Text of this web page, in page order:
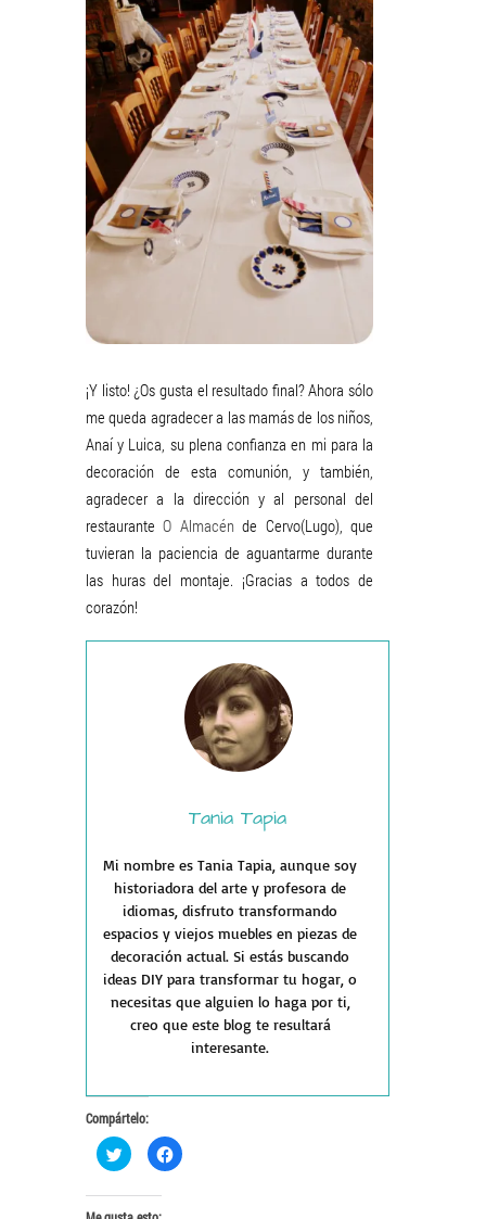
¡Y listo! ¿Os gusta el resultado final? Ahora sólo
me queda agradecer a las mamás de los niños,
Anaí y Luica, su plena confianza en mi para la
decoración de esta comunión, y también,
agradecer a la dirección y al personal del
restauranteO Almacén de Cervo(Lugo), que
tuvieran la paciencia de aguantarme durante
las huras del montaje. ¡Gracias a todos de
corazón!
Tania Tapia
Mi nombre es Tania Tapia, aunque soy
historiadora del arte y profesora de
idiomas, disfruto transformando
espacios y viejos muebles en piezas de
decoración actual. Si estás buscando
ideas DIY para transformar tu hogar, o
necesitas que alguien lo haga por ti,
creo que este blog te resultará
interesante.
Compártelo:
Haz
clic
en
Twitter
Haz
clic